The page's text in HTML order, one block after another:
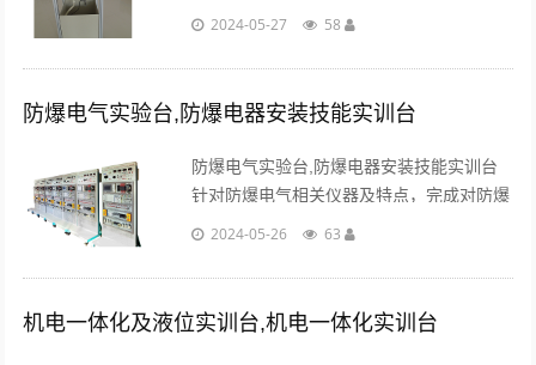
成。控制信号经过功率放大电路控制水泵流
2024-05-27 58
防爆电气实验台,防爆电器安装技能实训台
防爆电气实验台,防爆电器安装技能实训台
针对防爆电气相关仪器及特点，完成对防爆
电气设备的使用、安装、接线、故障排除等
2024-05-26 63
机电一体化及液位实训台,机电一体化实训台